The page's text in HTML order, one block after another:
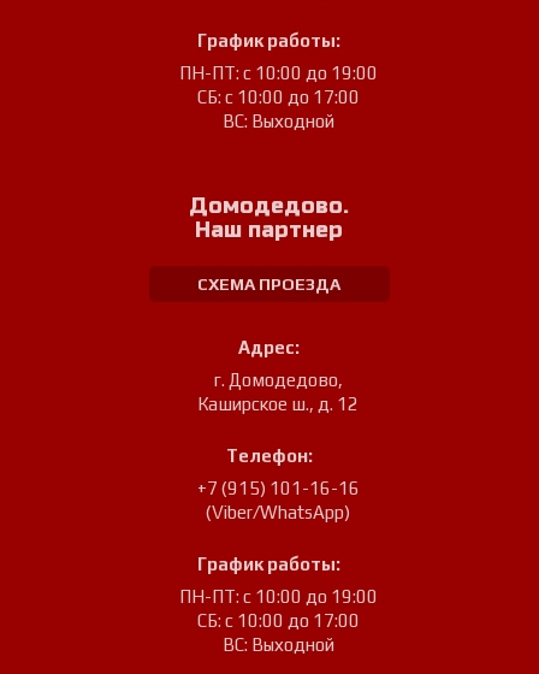
График работы:
ПН-ПТ: с 10:00 до 19:00
СБ: с 10:00 до 17:00
ВС: Выходной
Домодедово.
Наш партнер
СХЕМА ПРОЕЗДА
Адрес:
г. Домодедово,
Каширское ш., д. 12
Телефон:
+7 (915) 101-16-16
(Viber/WhatsApp)
График работы:
ПН-ПТ: с 10:00 до 19:00
СБ: с 10:00 до 17:00
ВС: Выходной